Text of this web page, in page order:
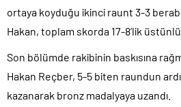
ortaya koyduğu ikinci raunt 3-3
Hakan, toplam skorda 17-8’lik
Son bölümde rakibinin baskısına
Hakan Reçber, 5-5 biten raundun
kazanarak bronz madalyaya uzandı.